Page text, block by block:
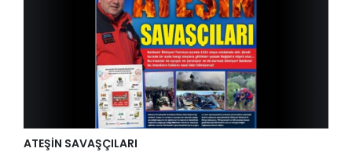
ATEŞİN SAVAŞÇILARI